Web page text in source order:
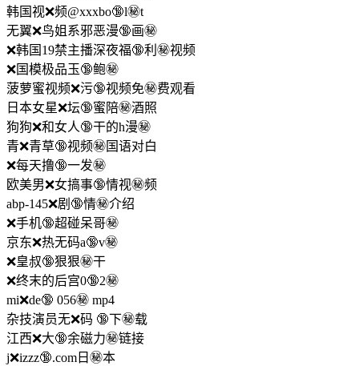
韩国视❌频@xxxbo🔞l㊙️t
无翼❌鸟姐系邪恶漫🔞画㊙️
❌韩国19禁主播深夜福🔞利㊙️视频
❌国模极品玉🔞鲍㊙️
菠萝蜜视频❌污🔞视频免㊙️费观看
日本女星❌坛🔞蜜陪㊙️酒照
狗狗❌和女人🔞干的h漫㊙️
青❌青草🔞视频㊙️国语对白
❌每天撸🔞一发㊙️
欧美男❌女搞事🔞情视㊙️频
abp-145❌剧🔞情㊙️介绍
❌手机🔞超碰呆哥㊙️
京东❌热无码a🔞v㊙️
❌皇叔🔞狠狠㊙️干
❌终末的后宫0🔞2㊙️
mi❌de🔞 056㊙️ mp4
杂技演员无❌码 🔞下㊙️载
江西❌大🔞余磁力㊙️链接
j❌izzz🔞.com日㊙️本